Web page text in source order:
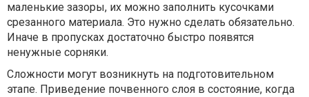
маленькие зазоры, их можно заполнить кусочками
срезанного материала. Это нужно сделать обязательно.
Иначе в пропусках достаточно быстро появятся
ненужные сорняки.
Сложности могут возникнуть на подготовительном
этапе. Приведение почвенного слоя в состояние, когда